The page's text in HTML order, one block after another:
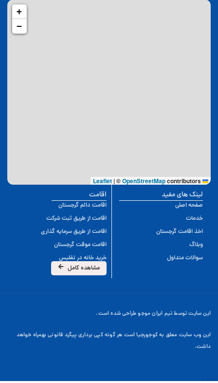
+
−
Leaflet
|©OpenStreetMapcontributors
اقامت
اقامت دائم گرجستان
اقامت از طریق ثبت شرکت
اقامت از طریق سرمایه گذاری
اقامت موقت گرجستان
خرید خانه در تفلیس
مشاهده کامل
لینک های مفید
صفحه اصلی
خدمات
اخذ اقامت گرجستان
وبلاگ
سوالات متداول
این سایت توسط تیم ایران موجو طراحی شده است.
این وب سایت معلق به کوجورجیا است هر گونه کپی برداری پیگرد قانونی بهمراه خواهد
داشت.